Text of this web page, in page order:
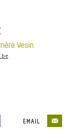
Vesin
EMAIL